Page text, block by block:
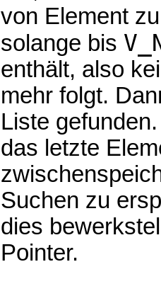
von Element
solange bis
enthält, also
mehr folgt.
Liste
das letzte
Suchen zu
dies
Pointer.